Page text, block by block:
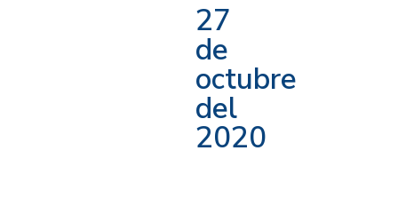
27
de
octubre
del
2020